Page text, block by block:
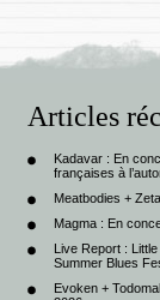
Articles
Kadavar : En
françaises à
Meatbodies +
Magma : En
Live Report :
Summer Blues
Evoken +